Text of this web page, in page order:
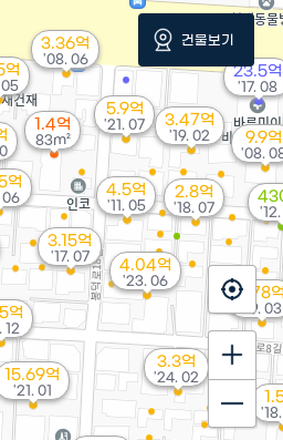
3.3억
'24. 02
4.04억
'23. 06
5.9억
'21. 07
1.4억
83m²
15.69억
'21. 01
억
12
억
06
2.78
'19. 03
3.47억
'19. 02
2.8억
'18. 07
23.5억
'17. 08
3.15억
'17. 07
억
05
4.5억
'11. 05
9.9억
'08.
3.36억
'08. 06
건물보기